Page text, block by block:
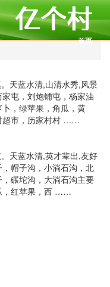
首页
天蓝水清,山清水秀,风景
屯，刘炮铺屯，杨家油
，绿苹果，角瓜，黄
超市，历家村村 ……
天蓝水清,英才辈出,友好
帽子沟，小淌石沟，北
碾坨沟，大淌石沟主要
，红苹果，西 ……